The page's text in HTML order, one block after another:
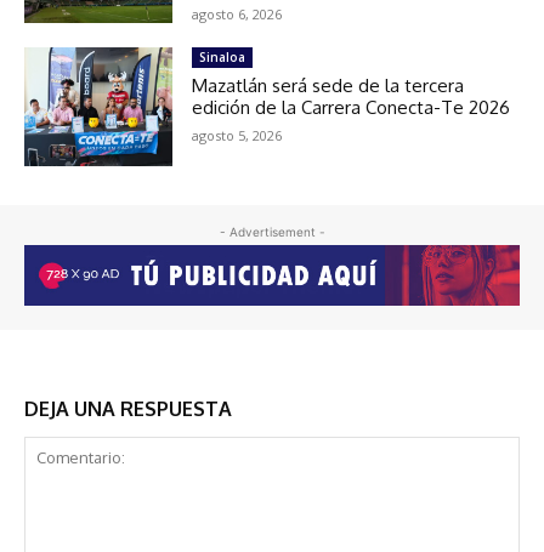
agosto 6, 2026
Sinaloa
Mazatlán será sede de la tercera
edición de la Carrera Conecta-Te 2026
agosto 5, 2026
- Advertisement -
DEJA UNA RESPUESTA